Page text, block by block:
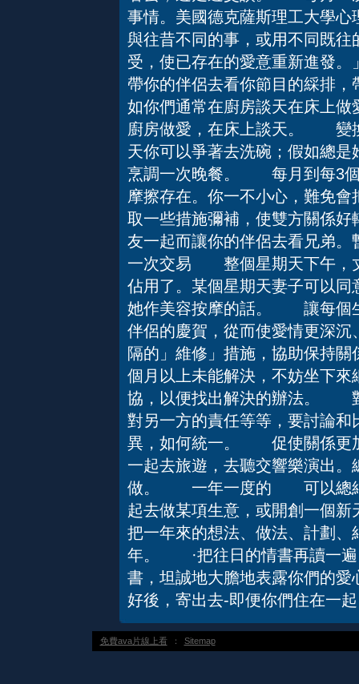
事情。美國德克薩斯理工大學心
與往昔不同的事，或用不同既
受，使已存在的愛意重新進發
帶你的伴侶去看你節目的綵排
如你們通常在廚房談天在床上
廚房做愛，在床上談天。 變
天你可以爭著去洗碗；假如總
烹調一次晚餐。 每月到每3
摩擦存在。你一不小心，難免
取一些措施彌補，使雙方關
友一起而讓你的伴侶去看兄弟
一次交易 整個星期天下午，
佔用了。某個星期天妻子可以
她作美容按摩的話。 讓每個
伴侶的慶賀，從而使愛情更
隔的」維修」措施，協助保持
個月以上未能解決，不妨坐下
協，以便找出解決的辦法。
對另一方的責任等等，要討論
異，如何統一。 促使關係更
一起去旅遊，去聽交響樂演出
做。 一年一度的 可以總結
起去做某項生意，或開創一個
把一年來的想法、做法、計劃
年。 ·把往日的情書再讀一
書，坦誠地大膽地表露你們的
好後，寄出去-即便你們住在一
免費ava片線上看 ： Sitemap